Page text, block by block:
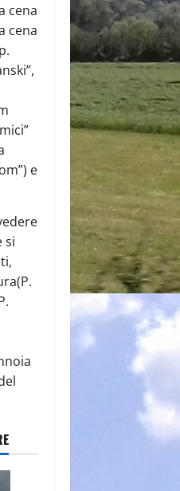
cena
cena
e
si